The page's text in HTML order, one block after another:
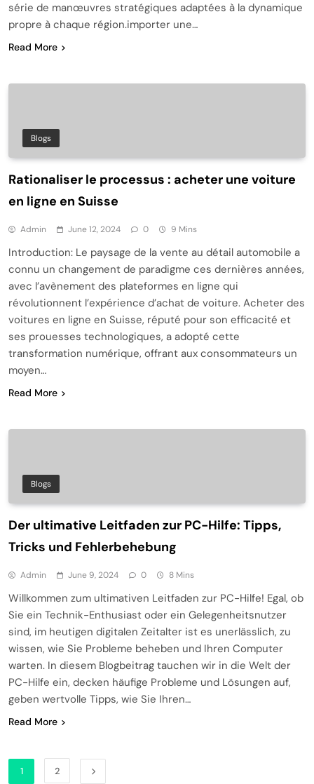
série de manœuvres stratégiques adaptées à la dynamique
propre à chaque région.importer une…
Read More
Blogs
Rationaliser le processus : acheter une voiture
en ligne en Suisse
Admin June 12, 2024 0 9 Mins
Introduction: Le paysage de la vente au détail automobile a
connu un changement de paradigme ces dernières années,
avec l’avènement des plateformes en ligne qui
révolutionnent l’expérience d’achat de voiture. Acheter des
voitures en ligne en Suisse, réputé pour son efficacité et
ses prouesses technologiques, a adopté cette
transformation numérique, offrant aux consommateurs un
moyen…
Read More
Blogs
Der ultimative Leitfaden zur PC-Hilfe: Tipps,
Tricks und Fehlerbehebung
Admin June 9, 2024 0 8 Mins
Willkommen zum ultimativen Leitfaden zur PC-Hilfe! Egal, ob
Sie ein Technik-Enthusiast oder ein Gelegenheitsnutzer
sind, im heutigen digitalen Zeitalter ist es unerlässlich, zu
wissen, wie Sie Probleme beheben und Ihren Computer
warten. In diesem Blogbeitrag tauchen wir in die Welt der
PC-Hilfe ein, decken häufige Probleme und Lösungen auf,
geben wertvolle Tipps, wie Sie Ihren…
Read More
1 2